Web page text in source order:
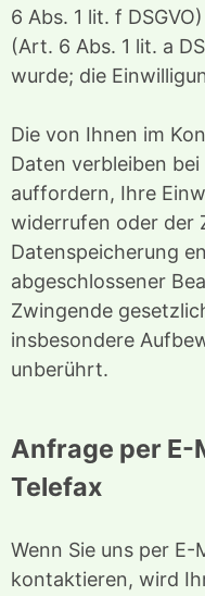
6 Abs. 1 lit. f
(Art. 6 Abs. 1 lit. a
wurde; die
Die von Ihnen im
Daten verbleiben
auffordern, Ihre
widerrufen oder der
Datenspeicherung
abgeschlossener
Zwingende
insbesondere
unberührt.
Anfrage per E-
Telefax
Wenn Sie uns per
kontaktieren, wird